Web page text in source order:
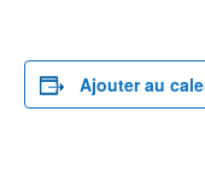
Ajouter au